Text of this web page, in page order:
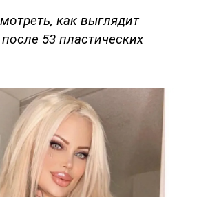
как выглядит
53 пластических